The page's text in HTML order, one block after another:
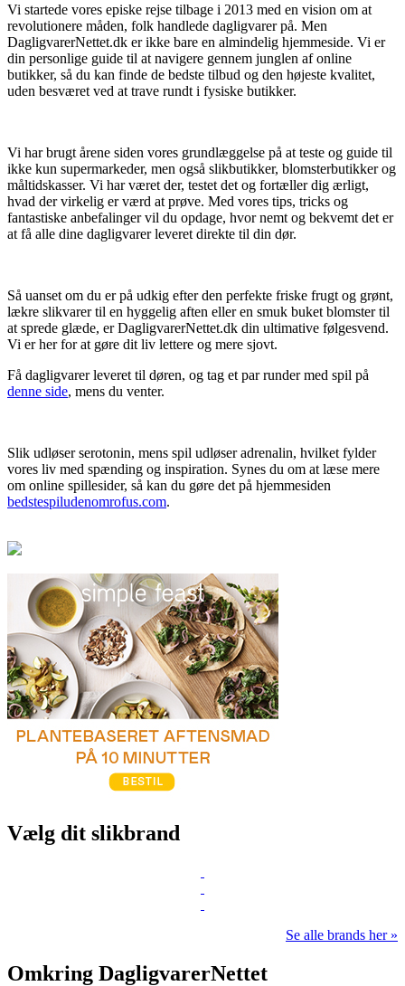
Vi startede vores episke rejse tilbage i 2013 med en vision om at
revolutionere måden, folk handlede dagligvarer på. Men
DagligvarerNettet.dk er ikke bare en almindelig hjemmeside. Vi er
din personlige guide til at navigere gennem junglen af online
butikker, så du kan finde de bedste tilbud og den højeste kvalitet,
uden besværet ved at trave rundt i fysiske butikker.
Vi har brugt årene siden vores grundlæggelse på at teste og guide til
ikke kun supermarkeder, men også slikbutikker, blomsterbutikker og
måltidskasser. Vi har været der, testet det og fortæller dig ærligt,
hvad der virkelig er værd at prøve. Med vores tips, tricks og
fantastiske anbefalinger vil du opdage, hvor nemt og bekvemt det er
at få alle dine dagligvarer leveret direkte til din dør.
Så uanset om du er på udkig efter den perfekte friske frugt og grønt,
lækre slikvarer til en hyggelig aften eller en smuk buket blomster til
at sprede glæde, er DagligvarerNettet.dk din ultimative følgesvend.
Vi er her for at gøre dit liv lettere og mere sjovt.
Få dagligvarer leveret til døren, og tag et par runder med spil på
denne side, mens du venter.
Slik udløser serotonin, mens spil udløser adrenalin, hvilket fylder
vores liv med spænding og inspiration. Synes du om at læse mere
om online spillesider, så kan du gøre det på hjemmesiden
bedstespiludenomrofus.com.
Vælg dit slikbrand
Se alle brands her »
Omkring DagligvarerNettet